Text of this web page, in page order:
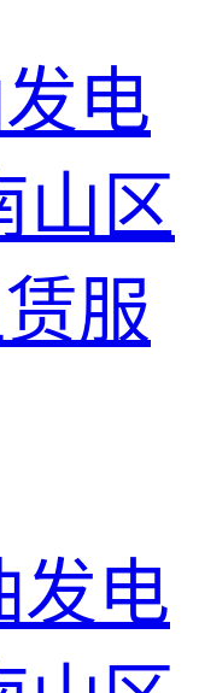
电
山区
服